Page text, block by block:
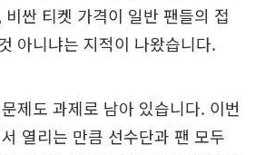
싼 티켓 가격이 일반 팬들의 접
아니냐는 지적이 나왔습니다.
제도 과제로 남아 있습니다. 이번
열리는 만큼 선수단과 팬 모두